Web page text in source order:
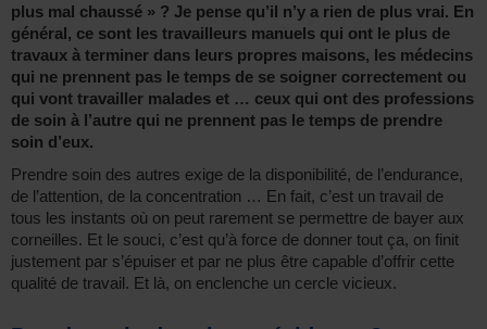
plus mal chaussé » ? Je pense qu’il n’y a rien de plus vrai. En
général, ce sont les travailleurs manuels qui ont le plus de
travaux à terminer dans leurs propres maisons, les médecins
qui ne prennent pas le temps de se soigner correctement ou
qui vont travailler malades et … ceux qui ont des professions
de soin à l’autre qui ne prennent pas le temps de prendre
soin d’eux.
Prendre soin des autres exige de la disponibilité, de l’endurance,
de l’attention, de la concentration … En fait, c’est un travail de
tous les instants où on peut rarement se permettre de bayer aux
corneilles. Et le souci, c’est qu’à force de donner tout ça, on finit
justement par s’épuiser et par ne plus être capable d’offrir cette
qualité de travail. Et là, on enclenche un cercle vicieux.